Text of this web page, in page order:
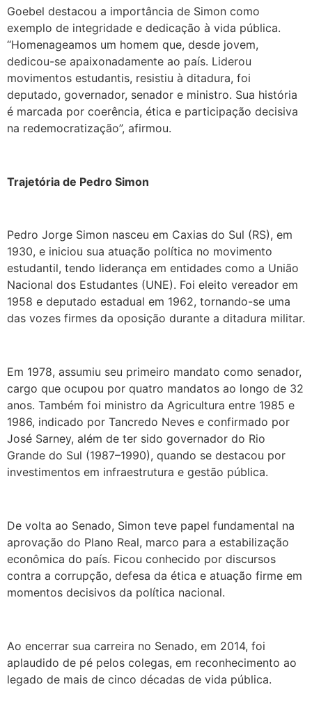
Goebel destacou a importância de Simon como
exemplo de integridade e dedicação à vida pública.
“Homenageamos um homem que, desde jovem,
dedicou-se apaixonadamente ao país. Liderou
movimentos estudantis, resistiu à ditadura, foi
deputado, governador, senador e ministro. Sua história
é marcada por coerência, ética e participação decisiva
na redemocratização”, afirmou.
Trajetória de Pedro Simon
Pedro Jorge Simon nasceu em Caxias do Sul (RS), em
1930, e iniciou sua atuação política no movimento
estudantil, tendo liderança em entidades como a União
Nacional dos Estudantes (UNE). Foi eleito vereador em
1958 e deputado estadual em 1962, tornando-se uma
das vozes firmes da oposição durante a ditadura militar.
Em 1978, assumiu seu primeiro mandato como senador,
cargo que ocupou por quatro mandatos ao longo de 32
anos. Também foi ministro da Agricultura entre 1985 e
1986, indicado por Tancredo Neves e confirmado por
José Sarney, além de ter sido governador do Rio
Grande do Sul (1987–1990), quando se destacou por
investimentos em infraestrutura e gestão pública.
De volta ao Senado, Simon teve papel fundamental na
aprovação do Plano Real, marco para a estabilização
econômica do país. Ficou conhecido por discursos
contra a corrupção, defesa da ética e atuação firme em
momentos decisivos da política nacional.
Ao encerrar sua carreira no Senado, em 2014, foi
aplaudido de pé pelos colegas, em reconhecimento ao
legado de mais de cinco décadas de vida pública.